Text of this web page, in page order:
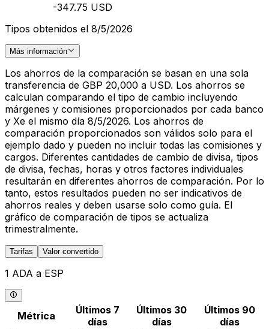
-347.75 USD
Tipos obtenidos el 8/5/2026
Más información
Los ahorros de la comparación se basan en una sola
transferencia de GBP 20,000 a USD. Los ahorros se
calculan comparando el tipo de cambio incluyendo
márgenes y comisiones proporcionados por cada banco
y Xe el mismo día 8/5/2026. Los ahorros de
comparación proporcionados son válidos solo para el
ejemplo dado y pueden no incluir todas las comisiones y
cargos. Diferentes cantidades de cambio de divisa, tipos
de divisa, fechas, horas y otros factores individuales
resultarán en diferentes ahorros de comparación. Por lo
tanto, estos resultados pueden no ser indicativos de
ahorros reales y deben usarse solo como guía. El
gráfico de comparación de tipos se actualiza
trimestralmente.
Tarifas Valor convertido
1 ADA a ESP
Métrica
Últimos 7
días
Últimos 30
días
Últimos 90
días